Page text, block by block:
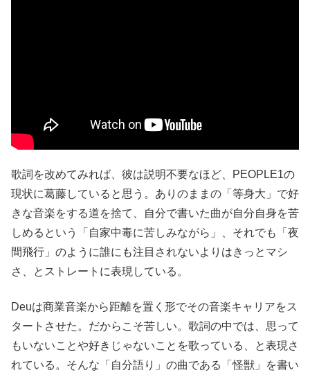
歌詞を改めてみれば、彼は説明不要なほど、PEOPLE1の
現状に葛藤していると思う。ありのままの「等身大」で好
きな音楽をする道を捨て、自分で書いた曲が自分自身を苦
しめるという「自家中毒に苦しみながら」、それでも「夜
間飛行」のように誰にも注目されないよりはきっとマシ
さ、とストレートに表現している。
Deuは商業音楽から距離を置く形でその音楽キャリアをス
タートさせた。だからこそ苦しい。歌詞の中では、思って
もいないことや好きじゃないことを歌っている、と表現さ
れている。そんな「自分語り」の曲である「怪獣」を書い